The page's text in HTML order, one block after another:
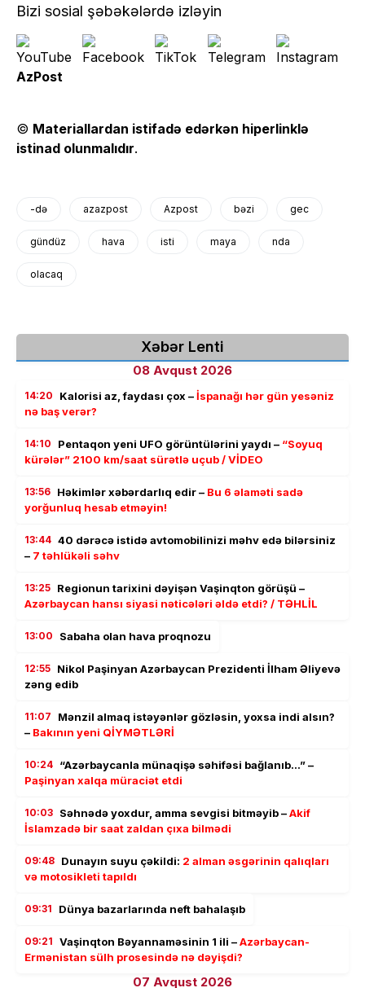
Bizi sosial şəbəkələrdə izləyin
AzPost
© Materiallardan istifadə edərkən hiperlinklə
istinad olunmalıdır.
-də azazpost Azpost bəzi gec
gündüz hava isti maya nda
olacaq
Xəbər Lenti
08 Avqust 2026
14:20 Kalorisi az, faydası çox –İspanağı hər gün yesəniz
nə baş verər?
14:10 Pentaqon yeni UFO görüntülərini yaydı – “Soyuq
kürələr” 2100 km/saat sürətlə uçub / VİDEO
13:56 Həkimlər xəbərdarlıq edir – Bu 6 əlaməti sadə
yorğunluq hesab etməyin!
13:44 40 dərəcə istidə avtomobilinizi məhv edə bilərsiniz
– 7 təhlükəli səhv
13:25 Regionun tarixini dəyişən Vaşinqton görüşü –
Azərbaycan hansı siyasi nəticələri əldə etdi? / TƏHLİL
13:00 Sabaha olan hava proqnozu
12:55 Nikol Paşinyan Azərbaycan Prezidenti İlham Əliyevə
zəng edib
11:07
Mənzil almaq istəyənlər gözləsin, yoxsa indi alsın?
– Bakının yeni QİYMƏTLƏRİ
10:24 “Azərbaycanla münaqişə səhifəsi bağlanıb…” –
Paşinyan xalqa müraciət etdi
10:03 Səhnədə yoxdur, amma sevgisi bitməyib –Akif
İslamzadə bir saat zaldan çıxa bilmədi
09:48 Dunayın suyu çəkildi: 2 alman əsgərinin qalıqları
və motosikleti tapıldı
09:31 Dünya bazarlarında neft bahalaşıb
09:21 Vaşinqton Bəyannaməsinin 1 ili –Azərbaycan-
Ermənistan sülh prosesində nə dəyişdi?
07 Avqust 2026